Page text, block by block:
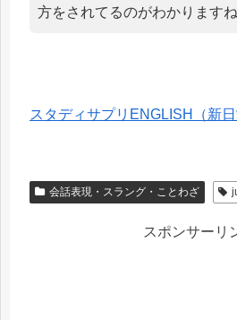
方をされてるのがわかりますね
スタディサプリENGLISH（新日
会話表現・スラング・ことわざ
スポンサーリ